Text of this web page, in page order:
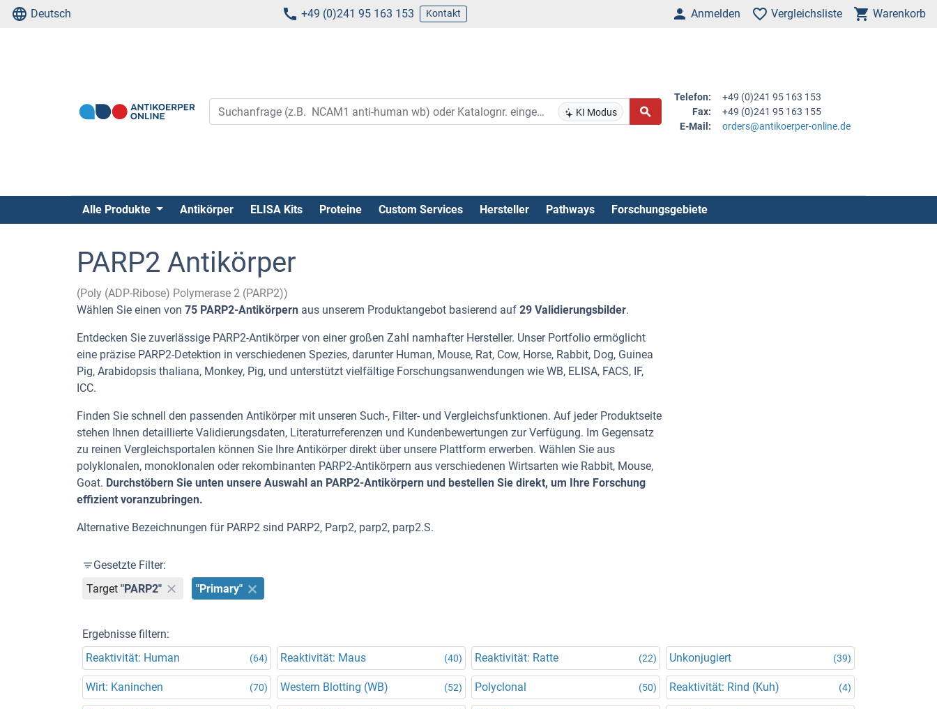
Deutsch +49 (0)241 95 163 153 Kontakt Anmelden Vergleichsliste Warenkorb
KI Modus
Telefon:
+49 (0)241 95 163 153
Fax:
+49 (0)241 95 163 155
E-Mail:
orders@antikoerper-online.de
Alle Produkte Antikörper ELISA Kits Proteine Custom Services Hersteller Pathways Forschungsgebiete
PARP2 Antikörper
(Poly (ADP-Ribose) Polymerase 2 (PARP2))
Wählen Sie einen von 75 PARP2-Antikörpern aus unserem Produktangebot basierend auf 29 Validierungsbilder.
Entdecken Sie zuverlässige PARP2-Antikörper von einer großen Zahl namhafter Hersteller. Unser Portfolio ermöglicht
eine präzise PARP2-Detektion in verschiedenen Spezies, darunter Human, Mouse, Rat, Cow, Horse, Rabbit, Dog, Guinea
Pig, Arabidopsis thaliana, Monkey, Pig, und unterstützt vielfältige Forschungsanwendungen wie WB, ELISA, FACS, IF,
ICC.
Finden Sie schnell den passenden Antikörper mit unseren Such-, Filter- und Vergleichsfunktionen. Auf jeder Produktseite
stehen Ihnen detaillierte Validierungsdaten, Literaturreferenzen und Kundenbewertungen zur Verfügung. Im Gegensatz
zu reinen Vergleichsportalen können Sie Ihre Antikörper direkt über unsere Plattform erwerben. Wählen Sie aus
polyklonalen, monoklonalen oder rekombinanten PARP2-Antikörpern aus verschiedenen Wirtsarten wie Rabbit, Mouse,
Goat. Durchstöbern Sie unten unsere Auswahl an PARP2-Antikörpern und bestellen Sie direkt, um Ihre Forschung
effizient voranzubringen.
Alternative Bezeichnungen für PARP2 sind PARP2, Parp2, parp2, parp2.S.
Gesetzte Filter:
Target "PARP2" "Primary"
Ergebnisse filtern:
Reaktivität: Human
(64) Reaktivität: Maus (40) Reaktivität: Ratte (22) Unkonjugiert (39)
Wirt: Kaninchen (70) Western Blotting (WB) (52) Polyclonal (50) Reaktivität: Rind (Kuh) (4)